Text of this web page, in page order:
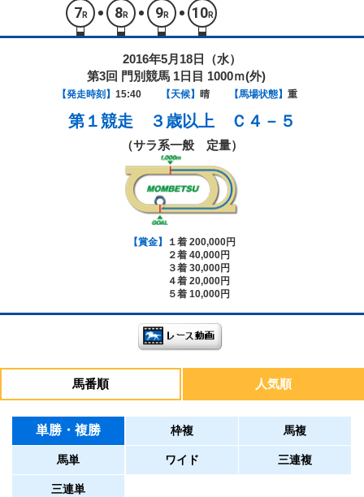
7 R 8R 9R 10R
2016年5月18日（水）
第3回 門別競馬 1日目 1000ｍ(外)
【発走時刻】 15:40 【天候】 晴 【馬場状態】 重
第１競走 ３歳以上 Ｃ４－５
（サラ系一般 定量）
【賞金】
１着 200,000円
２着 40,000円
３着 30,000円
４着 20,000円
５着 10,000円
馬番順 人気順
単勝・複勝 枠複 馬複
馬単 ワイド 三連複
三連単